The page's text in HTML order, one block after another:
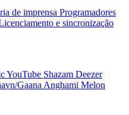
de imprensa Programadores
e sincronização
YouTube Shazam Deezer
Gaana Anghami Melon